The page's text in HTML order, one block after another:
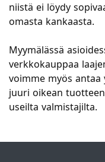
niistä ei löydy
omasta kankaasta.
Myymälässä
verkkokauppaa
voimme myös antaa
juuri oikean
useilta valmistajilta.